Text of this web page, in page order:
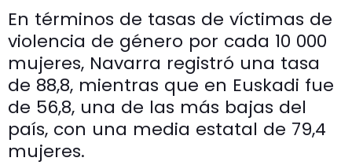
En términos de tasas de víctimas de
violencia de género por cada 10 000
mujeres, Navarra registró una tasa
de 88,8, mientras que en Euskadi fue
de 56,8, una de las más bajas del
país, con una media estatal de 79,4
mujeres.